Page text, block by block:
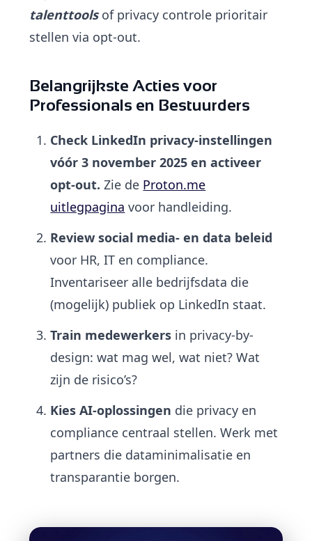
talenttoolsof privacy controle prioritair
stellen via opt-out.
Belangrijkste Acties voor
Professionals en Bestuurders
Check LinkedIn privacy-instellingen
vóór 3 november 2025 en activeer
opt-out. Zie de Proton.me
uitlegpagina voor handleiding.
Review social media- en data beleid
voor HR, IT en compliance.
Inventariseer alle bedrijfsdata die
(mogelijk) publiek op LinkedIn staat.
Train medewerkers in privacy-by-
design: wat mag wel, wat niet? Wat
zijn de risico’s?
Kies AI-oplossingen die privacy en
compliance centraal stellen. Werk met
partners die dataminimalisatie en
transparantie borgen.